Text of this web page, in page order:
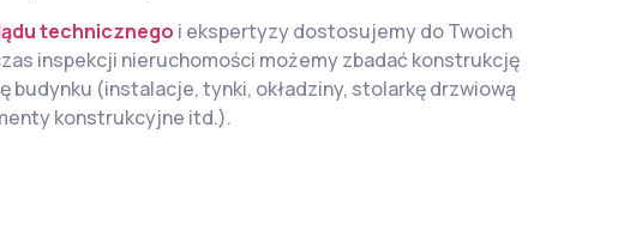
technicznego i ekspertyzy dostosujemy do Twoich
inspekcji nieruchomości możemy zbadać konstrukcję
budynku (instalacje, tynki, okładziny, stolarkę drzwiową
konstrukcyjne itd.).